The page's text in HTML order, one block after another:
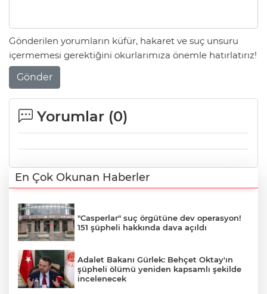
Gönderilen yorumların küfür, hakaret ve suç unsuru
içermemesi gerektiğini okurlarımıza önemle hatırlatırız!
Gönder
Yorumlar (0)
En Çok Okunan Haberler
"Casperlar" suç örgütüne dev operasyon!
151 şüpheli hakkında dava açıldı
Adalet Bakanı Gürlek: Behçet Oktay'ın
şüpheli ölümü yeniden kapsamlı şekilde
incelenecek